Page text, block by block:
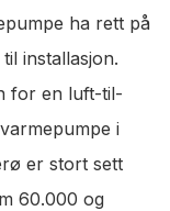
ha rett på
installasjon.
for en luft-til-
i
er stort sett
60.000 og